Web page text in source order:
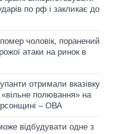
по рф і закликає до
чоловік, поранений
атаки на ринок в
отримали вказівку
«вільне полювання» на
– ОВА
відбудувати одне з